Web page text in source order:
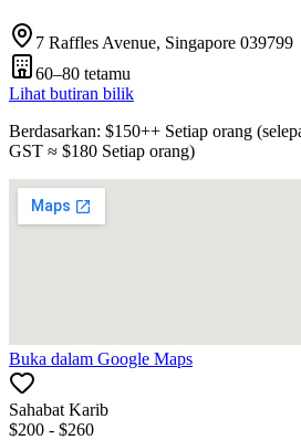
7 Raffles Avenue, Singapore 039799
60–80 tetamu
Lihat butiran bilik
Berdasarkan: $150++ Setiap orang (
GST ≈ $180 Setiap orang)
Buka dalam Google Maps
Sahabat Karib
$200 - $260